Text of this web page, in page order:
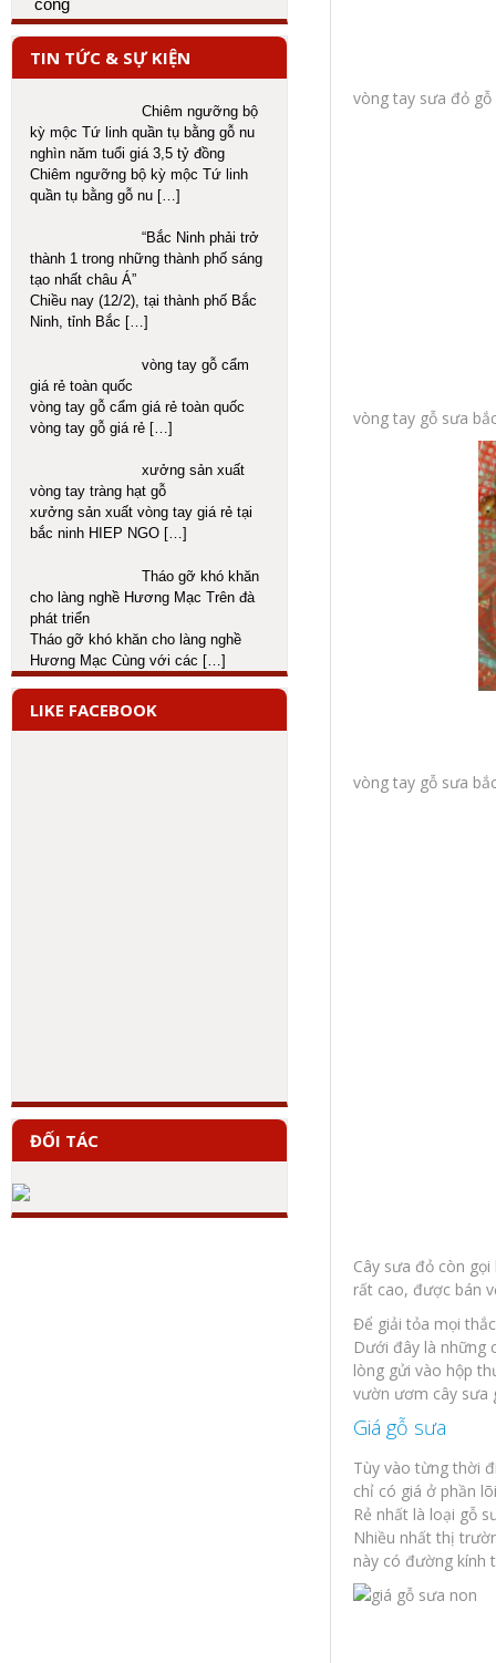
vòng tay sưa đỏ
vòng tay gỗ sưa
vòng tay gỗ sưa
Cây sưa đỏ còn
rất cao, được bán
Để giải tỏa mọi
Dưới đây là những
lòng gửi vào hộp
vườn ươm cây sưa
Giá gỗ sưa
Tùy vào từng thời
chỉ có giá ở phần
Rẻ nhất là loại gỗ
Nhiều nhất thị
này có đường kính
TIN TỨC & SỰ KIỆN
Chiêm ngưỡng bộ
kỳ mộc Tứ linh quần tụ bằng gỗ nu
nghìn năm tuổi giá 3,5 tỷ đồng
Chiêm ngưỡng bộ kỳ mộc Tứ linh
quần tụ bằng gỗ nu […]
“Bắc Ninh phải trở
thành 1 trong những thành phố sáng
tạo nhất châu Á”
Chiều nay (12/2), tại thành phố Bắc
Ninh, tỉnh Bắc […]
vòng tay gỗ cẩm
giá rẻ toàn quốc
vòng tay gỗ cẩm giá rẻ toàn quốc
vòng tay gỗ giá rẻ […]
xưởng sản xuất
vòng tay tràng hạt gỗ
xưởng sản xuất vòng tay giá rẻ tại
bắc ninh HIEP NGO […]
Tháo gỡ khó khăn
cho làng nghề Hương Mạc Trên đà
phát triển
Tháo gỡ khó khăn cho làng nghề
Hương Mạc Cùng với các […]
LIKE FACEBOOK
ĐỐI TÁC